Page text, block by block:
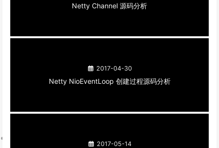
Netty Channel 源码分析
2017-04-30
Netty NioEventLoop 创建过程源码分析
2017-05-14